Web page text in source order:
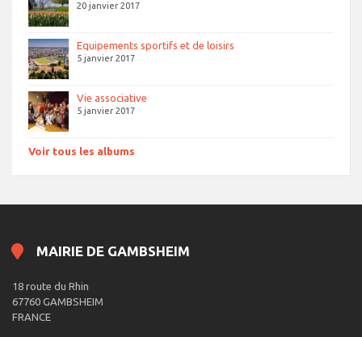
20 janvier 2017
Equipements sportifs et de loisirs
5 janvier 2017
Vie associative
5 janvier 2017
Voir tous les albums
MAIRIE DE GAMBSHEIM
18 route du Rhin
67760 GAMBSHEIM
FRANCE